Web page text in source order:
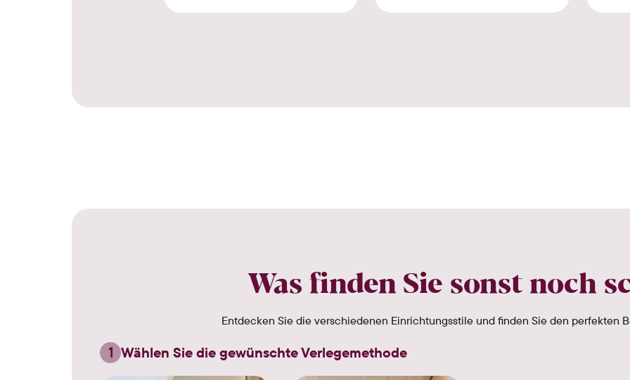
Was finden Sie sonst noch
Entdecken Sie die verschiedenen Einrichtungsstile und finden Sie den perfekten
1 Wählen Sie die gewünschte Verlegemethode